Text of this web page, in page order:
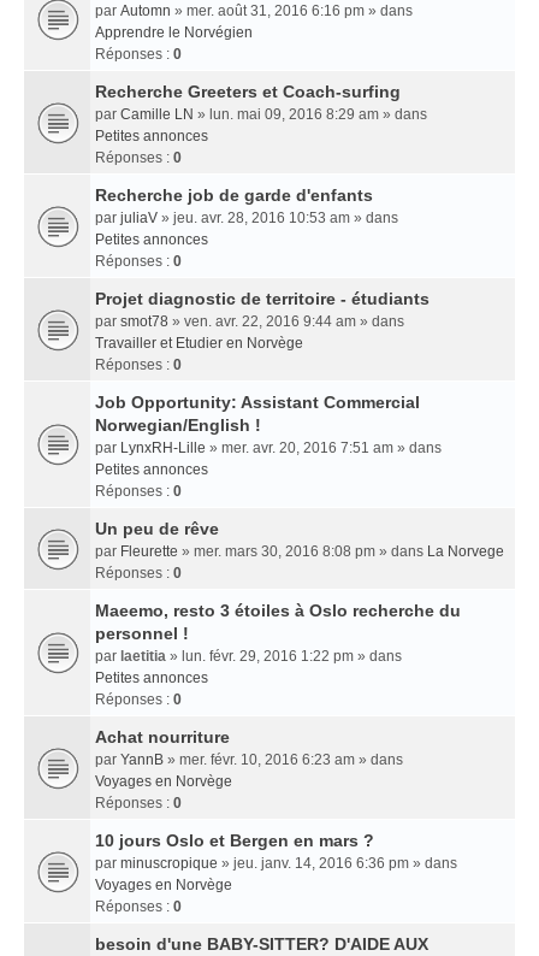
par Automn » mer. août 31, 2016 6:16 pm » dans
Apprendre le Norvégien
Réponses : 0
Recherche Greeters et Coach-surfing
par Camille LN » lun. mai 09, 2016 8:29 am » dans
Petites annonces
Réponses : 0
Recherche job de garde d'enfants
par juliaV » jeu. avr. 28, 2016 10:53 am » dans
Petites annonces
Réponses : 0
Projet diagnostic de territoire - étudiants
par smot78 » ven. avr. 22, 2016 9:44 am » dans
Travailler et Etudier en Norvège
Réponses : 0
Job Opportunity: Assistant Commercial
Norwegian/English !
par LynxRH-Lille » mer. avr. 20, 2016 7:51 am » dans
Petites annonces
Réponses : 0
Un peu de rêve
par Fleurette » mer. mars 30, 2016 8:08 pm » dans La Norvege
Réponses : 0
Maeemo, resto 3 étoiles à Oslo recherche du
personnel !
par laetitia » lun. févr. 29, 2016 1:22 pm » dans
Petites annonces
Réponses : 0
Achat nourriture
par YannB » mer. févr. 10, 2016 6:23 am » dans
Voyages en Norvège
Réponses : 0
10 jours Oslo et Bergen en mars ?
par minuscropique » jeu. janv. 14, 2016 6:36 pm » dans
Voyages en Norvège
Réponses : 0
besoin d'une BABY-SITTER? D'AIDE AUX